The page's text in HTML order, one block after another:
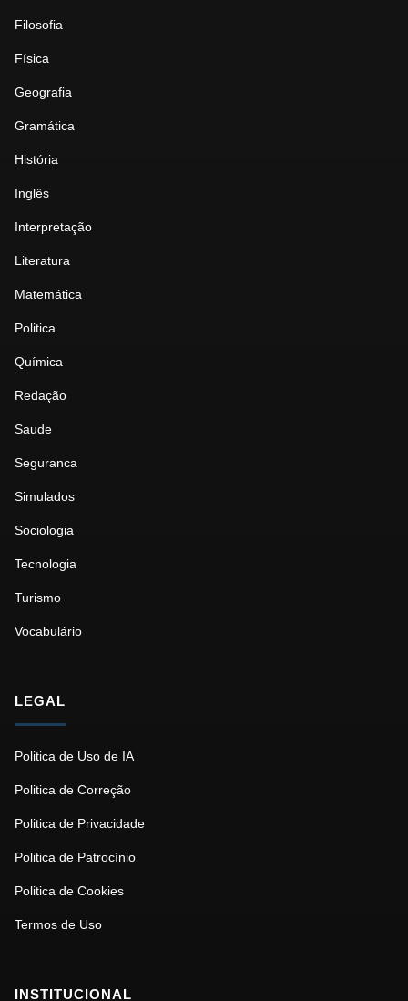
Filosofia
Física
Geografia
Gramática
História
Inglês
Interpretação
Literatura
Matemática
Politica
Química
Redação
Saude
Seguranca
Simulados
Sociologia
Tecnologia
Turismo
Vocabulário
LEGAL
Politica de Uso de IA
Politica de Correção
Politica de Privacidade
Politica de Patrocínio
Politica de Cookies
Termos de Uso
INSTITUCIONAL